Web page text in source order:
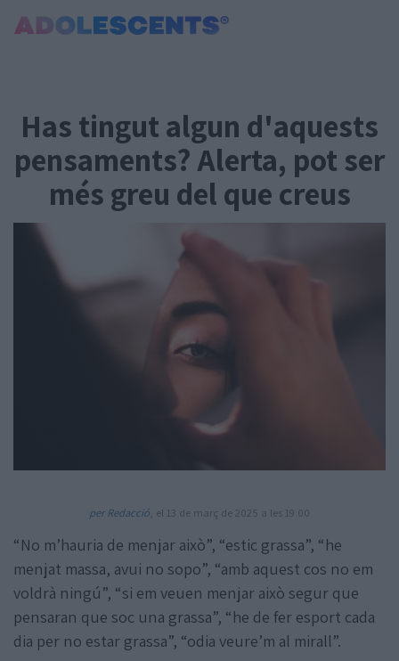
Estudis
Tests
Curiositats i Tendències
Cultura
Amor i relacions
Carnet Jove
Amb la col·laboració de:
Has tingut algun d'aquests
pensaments? Alerta, pot ser
més greu del que creus
per Redacció , el 13 de març de 2025 a les 19:00
“No m’hauria de menjar això”, “estic grassa”, “he
menjat massa, avui no sopo”, “amb aquest cos no em
voldrà ningú”, “si em veuen menjar això segur que
pensaran que soc una grassa”, “he de fer esport cada
dia per no estar grassa”, “odia veure’m al mirall”.